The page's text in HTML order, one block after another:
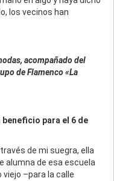
los vecinos han
acompañado del
de Flamenco «La
beneficio para el 6 de
de mi suegra, ella
alumna de esa escuela
–para la calle